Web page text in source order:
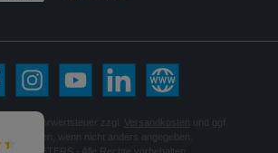
Instagram YouTube LinkedIn Website
Mehrwertsteuer zzgl. Versandkosten
und ggf.
wenn nicht anders angegeben.